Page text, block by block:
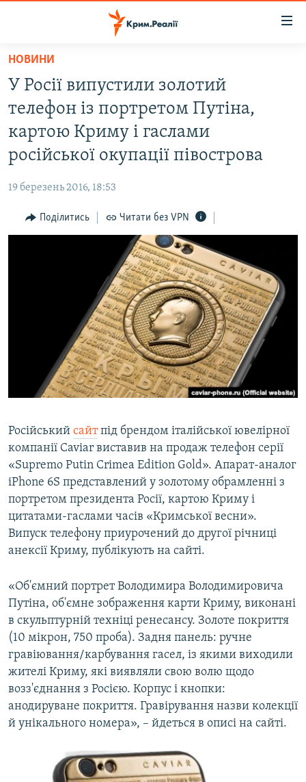
Перейти
основного
матеріалу
Перейти
до
основної
Перейти
пошуку
ВОДА.КРИМ
ВІДЕО ТА ФОТО
ПОЛІТИКА
ПОГЛЯД
ІНТЕРВ'Ю
ВІДЕОУРОКИ «ELIFBE»
СВІДЧЕННЯ ОКУПАЦІЇ
УКРАЇНСЬКА ПРОБЛЕМА КРИМУ
ІНФОГРАФІКА
ЯК ОБІЙТИ БЛОКУВАННЯ
Qırımtatar
ДОЛУЧАЙСЯ!
НОВИНИ
У Росії випустили золотий
телефон із портретом Путіна,
картою Криму і гаслами
російської окупації півострова
19 березень 2016, 18:53
Поділитись Читати без VPN
Російський сайтпід брендом італійської ювелірної
компанії Caviar виставив на продаж телефон серії
«Supremo Putin Crimea Edition Gold». Апарат-аналог
iPhone 6S представлений у золотому обрамленні з
портретом президента Росії, картою Криму і
цитатами-гаслами часів «Кримської весни».
Випуск телефону приурочений до другої річниці
анексії Криму, публікують на сайті.
«Об'ємний портрет Володимира Володимировича
Путіна, об'ємне зображення карти Криму, виконані
в скульптурній техніці ренесансу. Золоте покриття
(10 мікрон, 750 проба). Задня панель: ручне
гравіювання/карбування гасел, із якими виходили
жителі Криму, які виявляли свою волю щодо
возз'єднання з Росією. Корпус і кнопки:
анодируване покриття. Гравірування назви колекції
й унікального номера», – йдеться в описі на сайті.